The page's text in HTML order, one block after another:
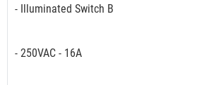
- Illuminated Switch B
- 250VAC - 16A